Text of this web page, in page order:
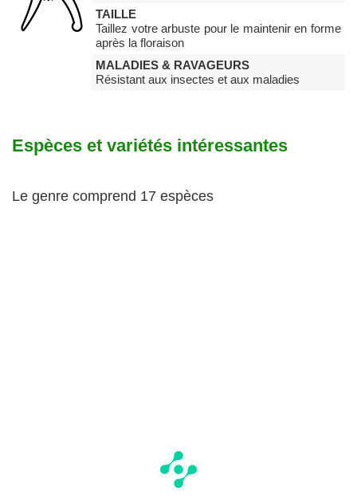
TAILLE
Taillez votre arbuste pour le maintenir en forme
après la floraison
MALADIES & RAVAGEURS
Résistant aux insectes et aux maladies
Espèces et variétés intéressantes
Le genre comprend 17 espèces